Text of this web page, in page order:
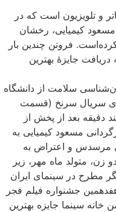
و تلویزیون است که در
کیمیایی، رخشان
فروتن چندین بار
جایزهٔ بهترین
سلامت از دانشگاه
سریال سرنخ (قسمت
دقیقه بعد از پخش از
مسعود کیمیایی به
مرسدس و اعتراض به
متولد ماه مهر، زیر
مطرح در سینمای ایران
جشنواره فیلم فجر
سینما جایزه بهترین